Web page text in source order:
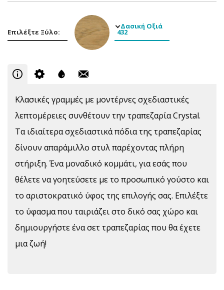
Επιλέξτε Ξύλο:
Δασική Οξιά
432
Κλασικές γραμμές με μοντέρνες σχεδιαστικές
λεπτομέρειες συνθέτουν την τραπεζαρία Crystal.
Τα ιδιαίτερα σχεδιαστικά πόδια της τραπεζαρίας
δίνουν απαράμιλλο στυλ παρέχοντας πλήρη
στήριξη. Ένα μοναδικό κομμάτι, για εσάς που
θέλετε να γοητεύσετε με το προσωπικό γούστο και
το αριστοκρατικό ύφος της επιλογής σας. Επιλέξτε
το ύφασμα που ταιριάζει στο δικό σας χώρο και
δημιουργήστε ένα σετ τραπεζαρίας που θα έχετε
μια ζωή!